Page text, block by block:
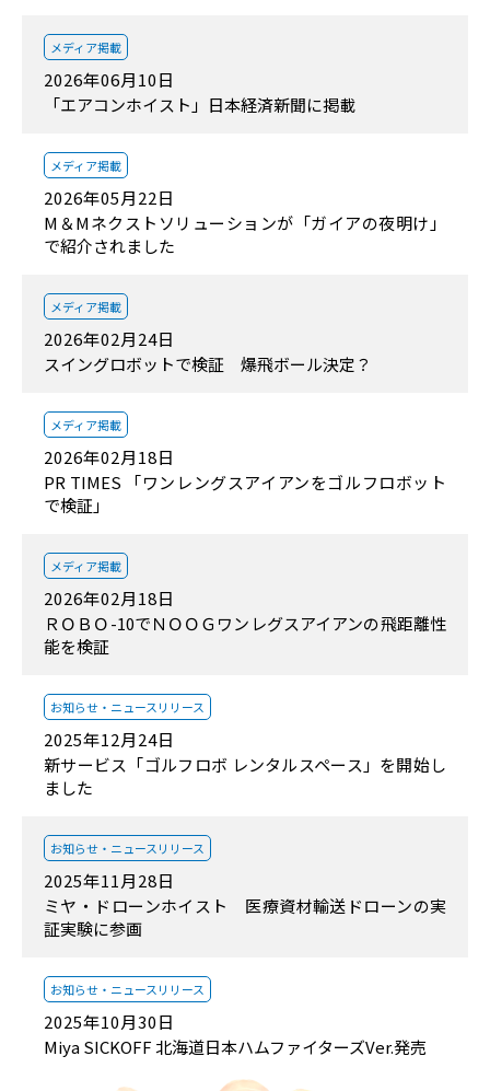
2026年06月10日
メディア掲載
「エアコンホイスト」日本経済新聞に掲載
2026年05月22日
メディア掲載
M＆Mネクストソリューションが「ガイアの夜明け」
で紹介されました
2026年02月24日
メディア掲載
スイングロボットで検証 爆飛ボール決定？
2026年02月18日
メディア掲載
PR TIMES 「ワンレングスアイアンをゴルフロボット
で検証」
2026年02月18日
メディア掲載
ＲＯＢＯ-10でＮＯＯＧワンレグスアイアンの飛距離性
能を検証
2025年12月24日
お知らせ・ ニュースリリース
新サービス「ゴルフロボ レンタルスペース」を開始し
ました
2025年11月28日
お知らせ・ ニュースリリース
ミヤ・ドローンホイスト 医療資材輸送ドローンの実
証実験に参画
2025年10月30日
お知らせ・ ニュースリリース
Miya SICKOFF 北海道日本ハムファイターズVer.発売